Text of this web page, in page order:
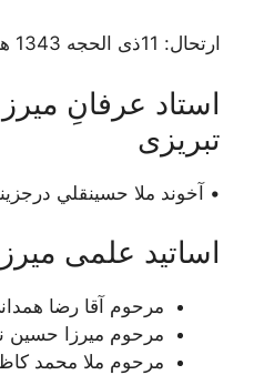
ارتحال: 11ذی الحجه 1343 هـ.ق، قم قبرستان شیخان
استاد عرفانِ
تبريزى
• آخوند ملا حسينقلي
اساتید علمی
مرحوم آقا رضا
مرحوم میرزا حسین
مرحوم ملا محمد